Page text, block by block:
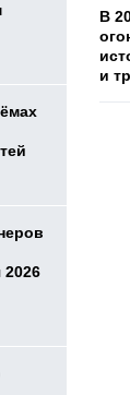
2026
В
и